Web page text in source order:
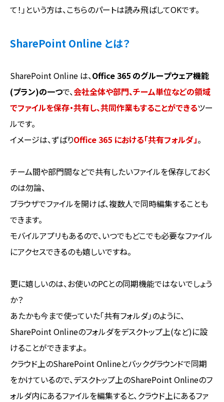
て！」という方は、こちらのパートは読み飛ばしてOKです。
SharePoint Online とは？
SharePoint Online は、Office 365 のグループウェア機能
(プラン)の一つで、会社全体や部門、チーム単位などの領域
でファイルを保存・共有し、共同作業もすることができるツー
ルです。
イメージは、ずばりOffice 365 における「共有フォルダ」。
チーム間や部門間などで共有したいファイルを保存しておく
のは勿論、
ブラウザでファイルを開けば、複数人で同時編集することも
できます。
モバイルアプリもあるので、いつでもどこでも必要なファイル
にアクセスできるのも嬉しいですね。
更に嬉しいのは、お使いのPCとの同期機能ではないでしょう
か？
あたかも今まで使っていた「共有フォルダ」のように、
SharePoint Onlineのフォルダをデスクトップ上(など)に設
けることができますよ。
クラウド上のSharePoint Onlineとバックグラウンドで同期
をかけているので、デスクトップ上のSharePoint Onlineのフ
ォルダ内にあるファイルを編集すると、クラウド上にあるファ